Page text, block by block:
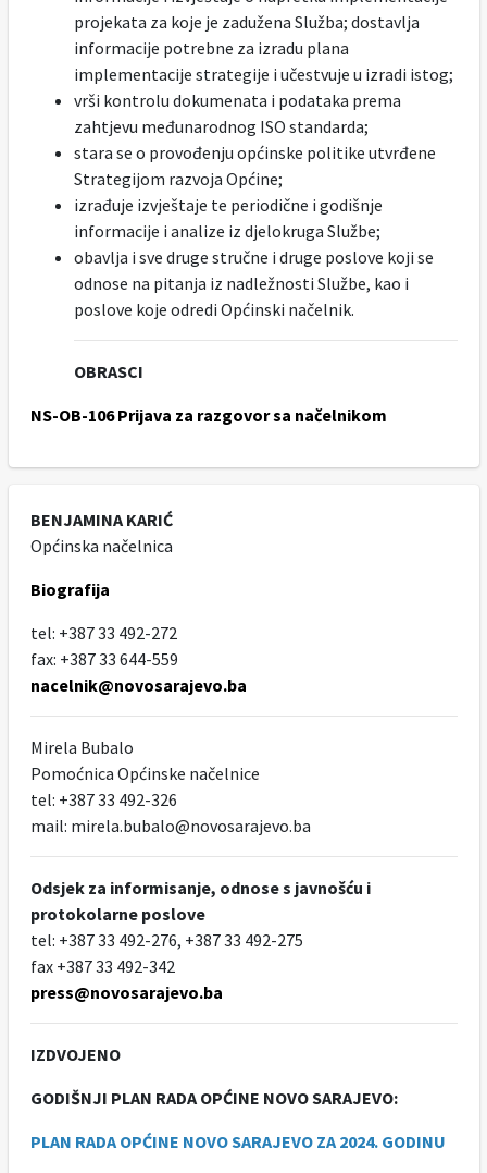
projekata za koje je zadužena Služba; dostavlja
informacije potrebne za izradu plana
implementacije strategije i učestvuje u izradi istog;
vrši kontrolu dokumenata i podataka prema
zahtjevu međunarodnog ISO standarda;
stara se o provođenju općinske politike utvrđene
Strategijom razvoja Općine;
izrađuje izvještaje te periodične i godišnje
informacije i analize iz djelokruga Službe;
obavlja i sve druge stručne i druge poslove koji se
odnose na pitanja iz nadležnosti Službe, kao i
poslove koje odredi Općinski načelnik.
OBRASCI
NS-OB-106 Prijava za razgovor sa načelnikom
BENJAMINA KARIĆ
Općinska načelnica
Biografija
tel: +387 33 492-272
fax: +387 33 644-559
nacelnik@novosarajevo.ba
Mirela Bubalo
Pomoćnica Općinske načelnice
tel: +387 33 492-326
mail: mirela.bubalo@novosarajevo.ba
Odsjek za informisanje, odnose s javnošću i
protokolarne poslove
tel: +387 33 492-276, +387 33 492-275
fax +387 33 492-342
press@novosarajevo.ba
IZDVOJENO
GODIŠNJI PLAN RADA OPĆINE NOVO SARAJEVO:
PLAN RADA OPĆINE NOVO SARAJEVO ZA 2024. GODINU